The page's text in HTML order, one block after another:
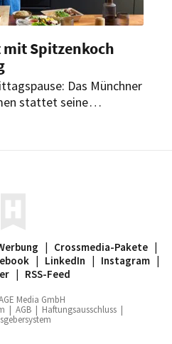
Spitzenkoch
Das Münchner
stattet seine
Crossmedia-Pakete
LinkedIn Instagram
RSS-Feed
Media GmbH
| AGB | Haftungsausschluss |